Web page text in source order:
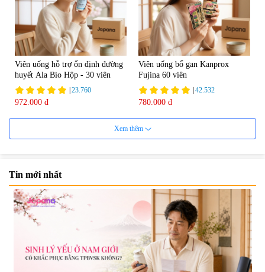
Viên uống hỗ trợ ổn định đường
huyết Ala Bio Hộp - 30 viên
23.760
972.000 đ
Viên uống bổ gan Kanprox
Fujina 60 viên
42.532
780.000 đ
Viên uống bổ gan Ribeto Shoji
543.205
690.000 đ
Viên uống hỗ trợ giải độc và
phục hồi chức năng gan Biken
Liver Ex 120 viên - Date
07/2027
|0
1.390.000 đ
Xem thêm
Tin mới nhất